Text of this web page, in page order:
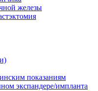
железы
показаниям
экспандере/импланта